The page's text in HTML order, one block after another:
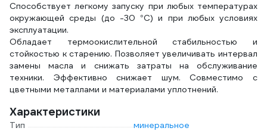
Способствует легкому запуску при любых температурах
окружающей среды (до -30 °C) и при любых условиях
эксплуатации.
Обладает термоокислительной стабильностью и
стойкостью к старению. Позволяет увеличивать интервал
замены масла и снижать затраты на обслуживание
техники. Эффективно снижает шум. Совместимо с
цветными металлами и материалами уплотнений.
Характеристики
Тип
минеральное